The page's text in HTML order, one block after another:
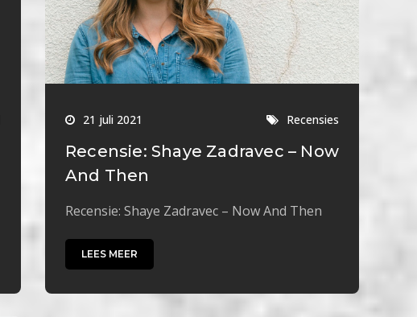
21 juli 2021 Recensies
Recensie: Shaye Zadravec – Now
And Then
Recensie: Shaye Zadravec – Now And Then
LEES MEER